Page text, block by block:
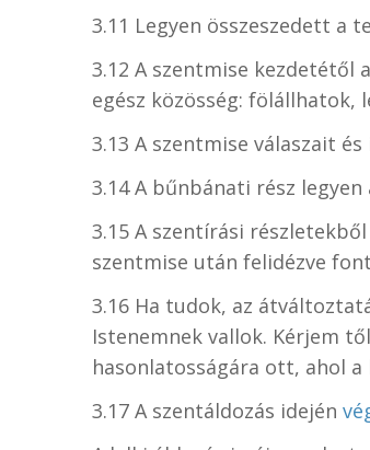
3.11 Legyen összeszedett a
3.12 A szentmise
egész közösség: fölállhatok,
3.13 A szentmise válaszait
3.14 A bűnbánati rész
3.15 A szentírási
szentmise után felidézve
3.16 Ha tudok, az
Istenemnek vallok. Kérjem
hasonlatosságára ott, ahol
3.17 A szentáldozás idején